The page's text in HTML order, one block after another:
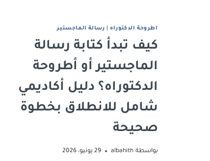
اطروحة الدكتوراه| رﺳﺎﻟﺔ اﻟﻤﺎﺟﺴﺘﻴﺮ
كيف تبدأ كتابة رسالة
الماجستير أو أطروحة
الدكتوراه؟ دليل أكاديمي
شامل للانطلاق بخطوة
صحيحة
بواسطة albahith 29 يونيو، 2026